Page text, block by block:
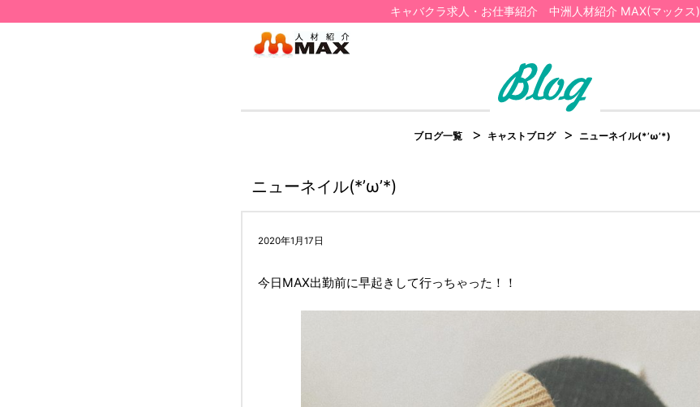
キャバクラ求人・お仕事紹介 中洲人材紹介 MAX(マックス)
ブログ一覧 キャストブログ ニューネイル(*’ω’*)
ニューネイル(*’ω’*)
2020年1月17日
今日MAX出勤前に早起きして行っちゃった！！